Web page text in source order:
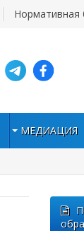
Нормативная
МЕДИАЦИЯ